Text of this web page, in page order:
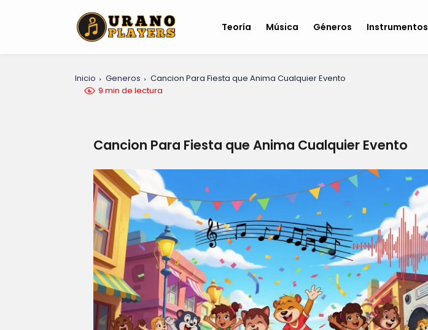
Teoría Música Géneros Instrumentos
Inicio Generos
Cancion Para Fiesta que Anima Cualquier Evento
9 min de lectura
Cancion Para Fiesta que Anima Cualquier Evento